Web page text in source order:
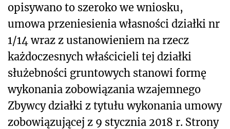
opisywano to szeroko we wniosku,
umowa przeniesienia własności działki nr
1/14 wraz z ustanowieniem na rzecz
każdoczesnych właścicieli tej działki
służebności gruntowych stanowi formę
wykonania zobowiązania wzajemnego
Zbywcy działki z tytułu wykonania umowy
zobowiązującej z 9 stycznia 2018 r. Strony